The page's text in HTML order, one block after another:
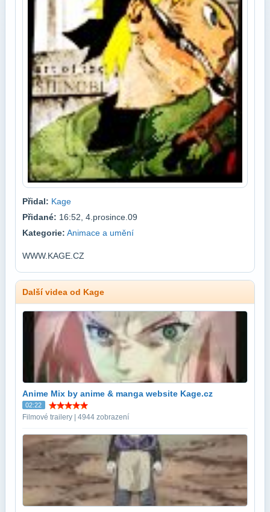
Přidal: Kage
Přidané: 16:52, 4.prosince.09
Kategorie: Animace a umění
WWW.KAGE.CZ
Další videa od Kage
Anime Mix by anime & manga website Kage.cz
02:22
Filmové trailery | 4944 zobrazení